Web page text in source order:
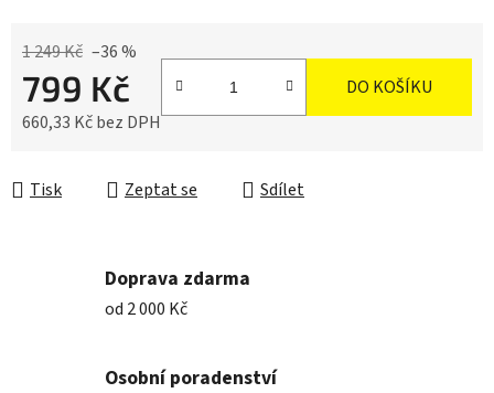
1 249 Kč –36 %
799 Kč
660,33 Kč bez DPH
DO KOŠÍKU
Tisk Zeptat se Sdílet
Doprava zdarma
od 2 000 Kč
Osobní poradenství